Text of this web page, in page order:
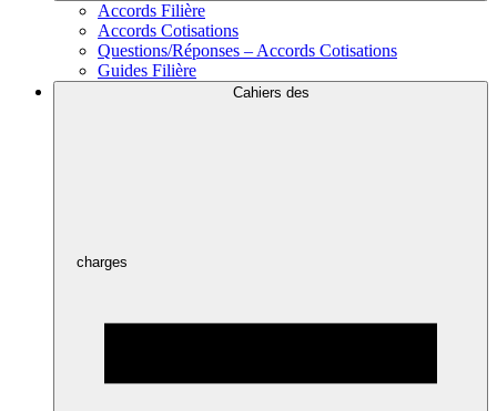
Accords Filière
Accords Cotisations
Questions/Réponses – Accords Cotisations
Guides Filière
Cahiers des
charges